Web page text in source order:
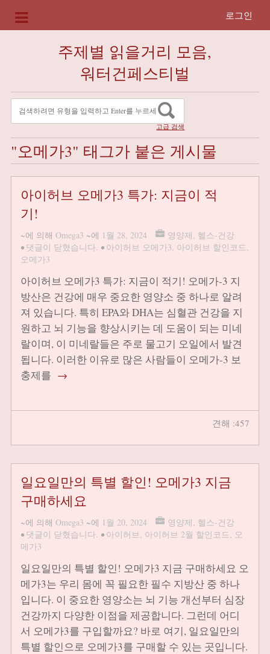
로그인
주제별 읽을거리 모음,
워터건페스티벌
고급 검색
"오메가3" 태그가 붙은 게시물
아이허브 오메가3 특가: 지금이 적
기!
~에 의해 Omega3 ~에 1월 28, 2024 영양제, 헬스-건강
• 댓글이 닫혔습니다. • 아이허브 오메가3, 아이허브 할인코드,
오메가3
아이허브 오메가3 특가: 지금이 적기! 오메가-3 지
방산은 건강에 매우 중요한 영양소 중 하나로 알려
져 있습니다. 특히 EPA와 DHA는 심혈관 건강을 지
원하고 뇌 기능을 향상시키는 데 도움이 되는 미네
랄이며, 이 미네랄들은 주로 물고기 오일에서 발견
됩니다. 이러한 이유로 많은 사람들이 오메가-3 보
충제를 →
견해 :457
일요일만의 특별 할인! 오메가3 지금
구매하세요
~에 의해 Omega3 ~에 1월 20, 2024 영양제, 헬스-건강
• 댓글이 닫혔습니다. • 아이허브, 아이허브 2월 할인코드, 오
메가3
일요일만의 특별 할인! 오메가3 지금 구매하세요 오
메가3는 우리 몸에 꼭 필요한 필수 지방산 중 하나
입니다. 이 중요한 영양소는 뇌 기능 개선부터 심장
건강까지 다양한 이점을 제공합니다. 그런데 어디
서 오메가3를 구입할까요? 바로 여기, 일요일만의
특별 할인으로 오메가3를 구매할 수 있는 곳입니다.